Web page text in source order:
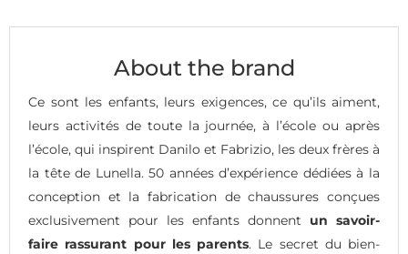
About the brand
Ce sont les enfants, leurs exigences, ce qu’ils aiment,
leurs activités de toute la journée, à l’école ou après
l’école, qui inspirent Danilo et Fabrizio, les deux frères à
la tête de Lunella. 50 années d’expérience dédiées à la
conception et la fabrication de chaussures conçues
exclusivement pour les enfants donnent un savoir-
faire rassurant pour les parents. Le secret du bien-